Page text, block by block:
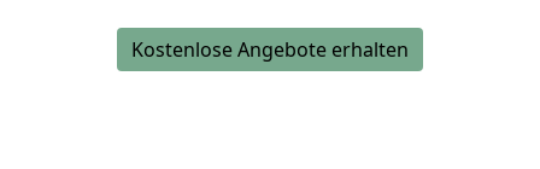
Kostenlose Angebote erhalten